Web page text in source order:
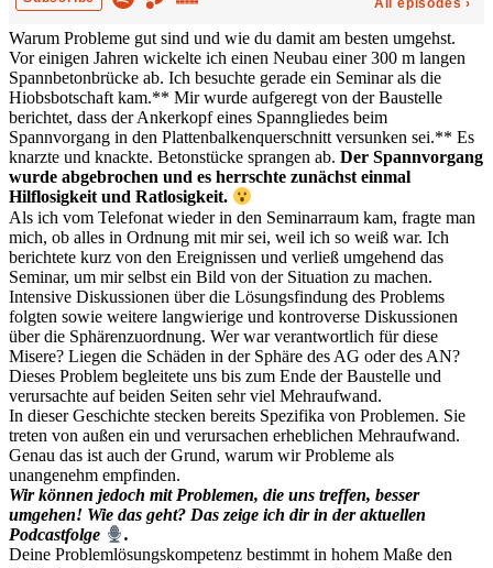
Warum Probleme gut sind und wie du damit am besten umgehst.
Vor einigen Jahren wickelte ich einen Neubau einer 300 m langen
Spannbetonbrücke ab. Ich besuchte gerade ein Seminar als die
Hiobsbotschaft kam.** Mir wurde aufgeregt von der Baustelle
berichtet, dass der Ankerkopf eines Spanngliedes beim
Spannvorgang in den Plattenbalkenquerschnitt versunken sei.** Es
knarzte und knackte. Betonstücke sprangen ab. Der Spannvorgang
wurde abgebrochen und es herrschte zunächst einmal
Hilflosigkeit und Ratlosigkeit.
Als ich vom Telefonat wieder in den Seminarraum kam, fragte man
mich, ob alles in Ordnung mit mir sei, weil ich so weiß war. Ich
berichtete kurz von den Ereignissen und verließ umgehend das
Seminar, um mir selbst ein Bild von der Situation zu machen.
Intensive Diskussionen über die Lösungsfindung des Problems
folgten sowie weitere langwierige und kontroverse Diskussionen
über die Sphärenzuordnung. Wer war verantwortlich für diese
Misere? Liegen die Schäden in der Sphäre des AG oder des AN?
Dieses Problem begleitete uns bis zum Ende der Baustelle und
verursachte auf beiden Seiten sehr viel Mehraufwand.
In dieser Geschichte stecken bereits Spezifika von Problemen. Sie
treten von außen ein und verursachen erheblichen Mehraufwand.
Genau das ist auch der Grund, warum wir Probleme als
unangenehm empfinden.
Wir können jedoch mit Problemen, die uns treffen, besser
umgehen! Wie das geht? Das zeige ich dir in der aktuellen
Podcastfolge
.
Deine Problemlösungskompetenz bestimmt in hohem Maße den